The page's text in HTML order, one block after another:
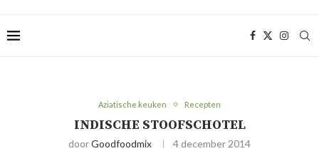
Aziatische keuken Recepten
INDISCHE STOOFSCHOTEL
doorGoodfoodmix 4 december 2014